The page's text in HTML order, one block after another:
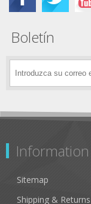
Boletín
Information
Sitemap
Shipping & Returns